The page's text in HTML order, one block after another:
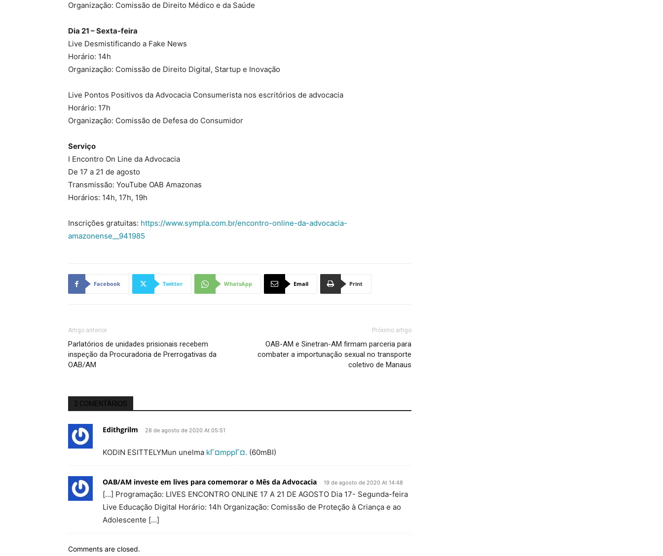
Organização: Comissão de Direito Médico e da Saúde
Dia 21 – Sexta-feira
Live Desmistificando a Fake News
Horário: 14h
Organização: Comissão de Direito Digital, Startup e Inovação
Live Pontos Positivos da Advocacia Consumerista nos escritórios de advocacia
Horário: 17h
Organização: Comissão de Defesa do Consumidor
Serviço
I Encontro On Line da Advocacia
De 17 a 21 de agosto
Transmissão: YouTube OAB Amazonas
Horários: 14h, 17h, 19h
Inscrições gratuitas: https://www.sympla.com.br/encontro-online-da-advocacia-
amazonense__941985
Facebook Twitter WhatsApp Email Print
Artigo anterior
Parlatórios de unidades prisionais recebem
inspeção da Procuradoria de Prerrogativas da
OAB/AM
Próximo artigo
OAB-AM e Sinetran-AM firmam parceria para
combater a importunação sexual no transporte
coletivo de Manaus
2 COMENTÁRIOS
Edithgrilm 28 de agosto de 2020 At 05:51
KODIN ESITTELYMun unelma kГ¤mppГ¤. (60mВІ)
OAB/AM investe em lives para comemorar o Mês da Advocacia 19 de agosto de 2020 At 14:48
[…] Programação: LIVES ENCONTRO ONLINE 17 A 21 DE AGOSTO Dia 17- Segunda-feira
Live Educação Digital Horário: 14h Organização: Comissão de Proteção à Criança e ao
Adolescente […]
Comments are closed.